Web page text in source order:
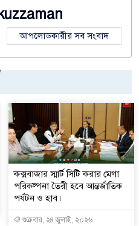
আপলোডকারীর সব সংবাদ
কক্সবাজার স্মার্ট সিটি করার মেগা
পরিকল্পনা তৈরী হবে আন্তর্জাতিক
পর্যটন ও হাব।
শুক্রবার, ২৪ জুলাই, ২০২৬